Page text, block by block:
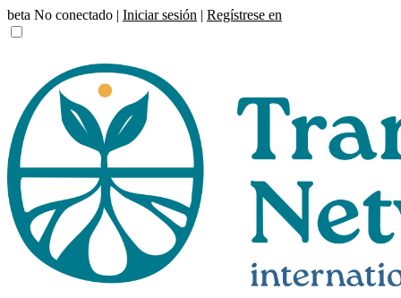
beta No conectado | Iniciar sesión | Regístrese en